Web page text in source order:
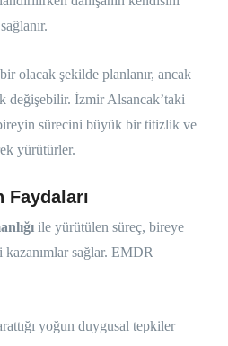
olacak şekilde planlanır, ancak
değişebilir. İzmir Alsancak’taki
sürecini büyük bir titizlik ve
yürütürler.
Faydaları
ile yürütülen süreç, bireye
kazanımlar sağlar. EMDR
yoğun duygusal tepkiler